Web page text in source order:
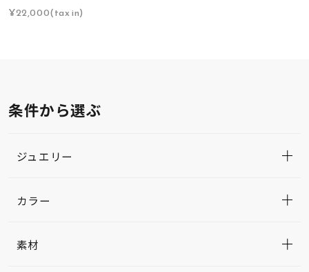
¥22,000(tax in)
条件から選ぶ
ジュエリー
カラー
素材